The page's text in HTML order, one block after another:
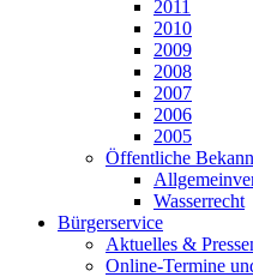
2011
2010
2009
2008
2007
2006
2005
Öffentliche
Wasserrecht
Bürgerservice
Aktuelles &
Online-Termine